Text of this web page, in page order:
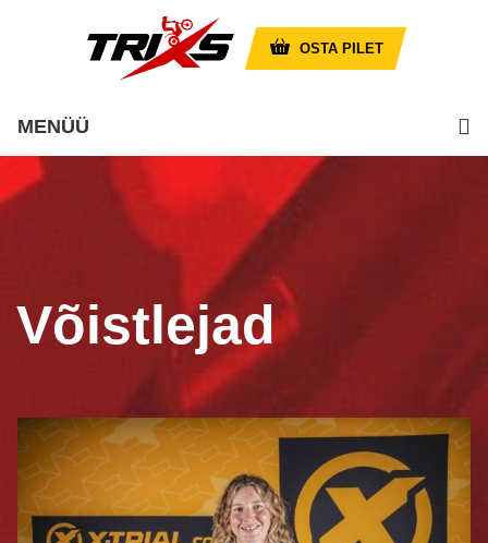
OSTA PILET
MENÜÜ
Võistlejad